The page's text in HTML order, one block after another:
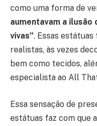
como uma forma de
aumentavam a ilusão
vivas”. Essas
realistas, às vezes
bem como tecidos,
especialista ao All
Essa sensação de
estátuas faz com que